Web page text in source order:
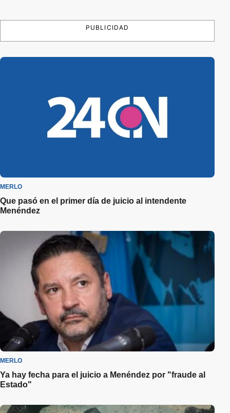
PUBLICIDAD
MERLO
Que pasó en el primer día de juicio al intendente
Menéndez
MERLO
Ya hay fecha para el juicio a Menéndez por "fraude al
Estado"